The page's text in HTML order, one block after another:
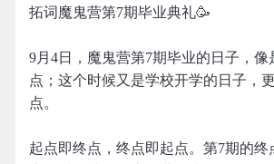
拓词魔鬼营第7期毕业典礼🥳
9月4日，魔鬼营第7期毕业的日子，像
点；这个时候又是学校开学的日子，
点。
起点即终点，终点即起点。第7期的终